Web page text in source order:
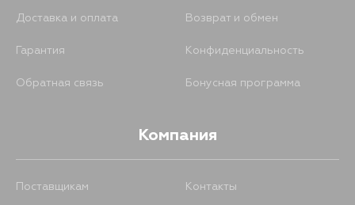
Доставка и оплата Возврат и обмен
Гарантия Конфиденциальность
Обратная связь Бонусная программа
Компания
Поставщикам Контакты